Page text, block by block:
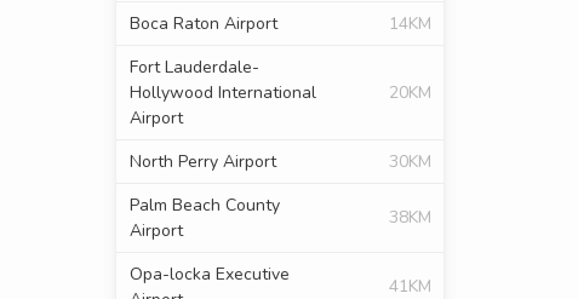
Boca Raton Airport
14KM
Fort Lauderdale-
Hollywood International
Airport
20KM
North Perry Airport
30KM
Palm Beach County
Airport
38KM
Opa-locka Executive
41KM